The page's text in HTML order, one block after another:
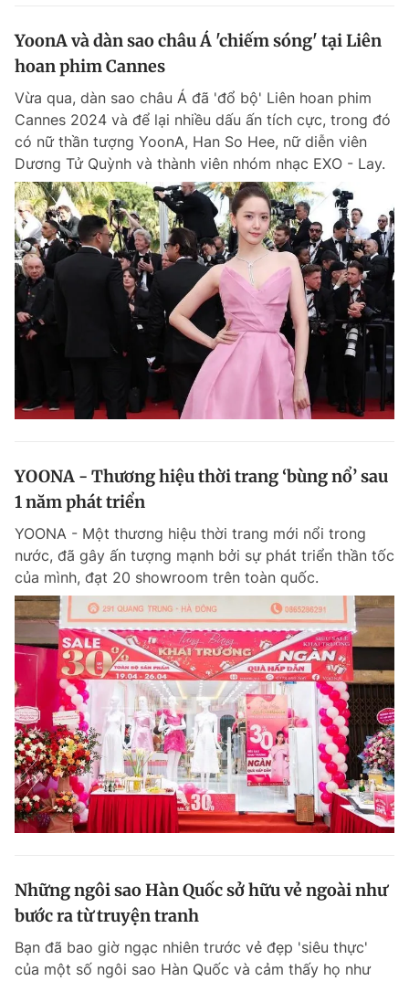
YoonA và dàn sao châu Á 'chiếm sóng' tại Liên
hoan phim Cannes
Vừa qua, dàn sao châu Á đã 'đổ bộ' Liên hoan phim
Cannes 2024 và để lại nhiều dấu ấn tích cực, trong đó
có nữ thần tượng YoonA, Han So Hee, nữ diễn viên
Dương Tử Quỳnh và thành viên nhóm nhạc EXO - Lay.
YOONA - Thương hiệu thời trang ‘bùng nổ’ sau
1 năm phát triển
YOONA - Một thương hiệu thời trang mới nổi trong
nước, đã gây ấn tượng mạnh bởi sự phát triển thần tốc
của mình, đạt 20 showroom trên toàn quốc.
Những ngôi sao Hàn Quốc sở hữu vẻ ngoài như
bước ra từ truyện tranh
Bạn đã bao giờ ngạc nhiên trước vẻ đẹp 'siêu thực'
của một số ngôi sao Hàn Quốc và cảm thấy họ như